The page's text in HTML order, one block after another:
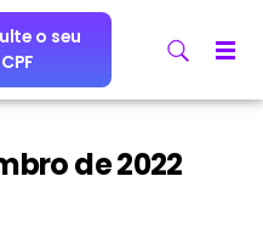
o seu
CPF
de 2022